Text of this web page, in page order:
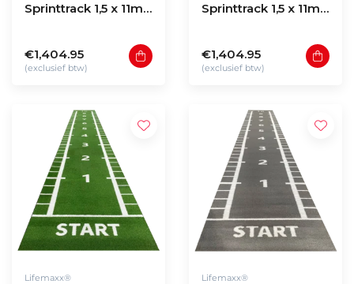
Sprinttrack 1,5 x 11m -
€1,404.95
(exclusief btw)
Sprinttrack 1,5 x 11m -
€1,404.95
(exclusief btw)
Lifemaxx® Lifemaxx®